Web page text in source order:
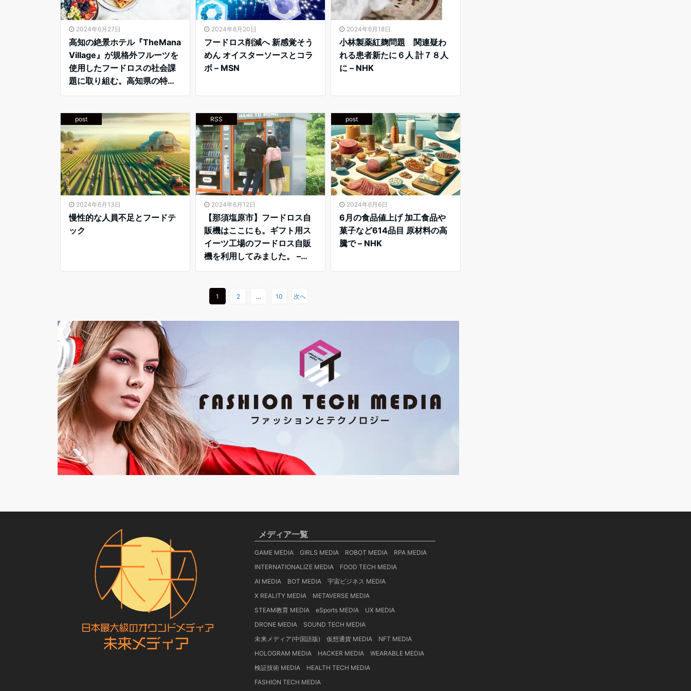
2024年6月27日
高知の絶景ホテル『TheMana
Village』が規格外フルーツを
使用したフードロスの社会課
題に取り組む。高知県の特産
「小夏」を使用したデザート
に魅力を発信。 – PR TIMES
2024年6月20日
フードロス削減へ 新感覚そう
めん オイスターソースとコラ
ボ – MSN
2024年6月18日
小林製薬紅麹問題 関連疑わ
れる患者新たに６人 計７８人
に – NHK
post
2024年6月13日
慢性的な人員不足とフードテ
ック
RSS
2024年6月12日
【那須塩原市】フードロス自
販機はここにも。ギフト用ス
イーツ工場のフードロス自販
機を利用してみました。 –
Yahoo!ニュース
post
2024年6月6日
6月の食品値上げ 加工食品や
菓子など614品目 原材料の高
騰で – NHK
1 2 … 10 次へ
メディア一覧
GAME MEDIA GIRLS MEDIA ROBOT MEDIA
RPA MEDIA
INTERNATIONALIZE MEDIA
FOOD TECH MEDIA
AI MEDIA
BOT MEDIA
宇宙ビジネス MEDIA
X REALITY MEDIA
METAVERSE MEDIA
STEAM教育 MEDIA
eSports MEDIA
UX MEDIA
DRONE MEDIA
SOUND TECH MEDIA
未来メディア(中国語版)
仮想通貨 MEDIA
NFT MEDIA
HOLOGRAM MEDIA
HACKER MEDIA
WEARABLE MEDIA
検証技術 MEDIA
HEALTH TECH MEDIA
FASHION TECH MEDIA